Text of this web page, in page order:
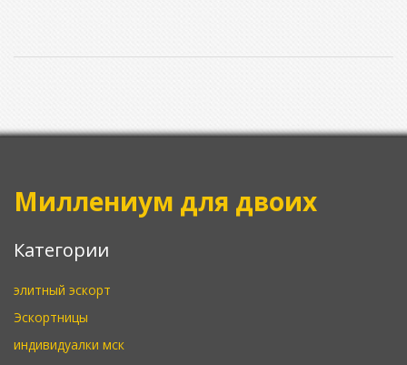
Миллениум для двоих
Категории
элитный эскорт
Эскортницы
индивидуалки мск